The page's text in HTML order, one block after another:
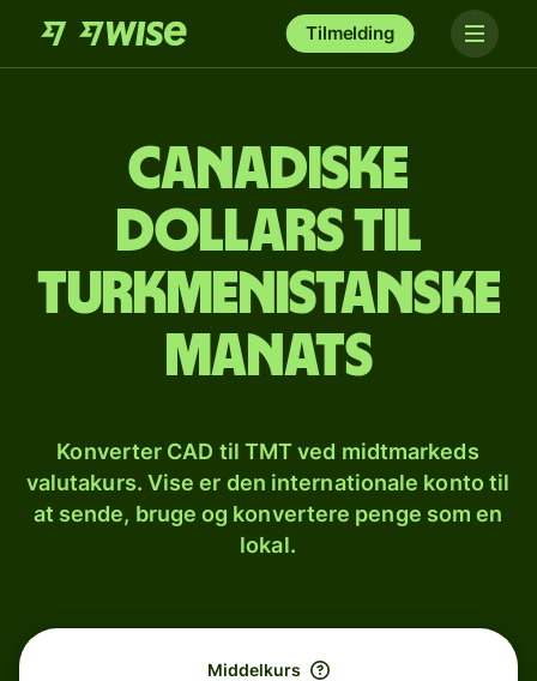
Tilmelding
Canadiske
dollars til
turkmenistanske
manats
Konverter CAD til TMT ved midtmarkeds
valutakurs. Vise er den internationale konto til
at sende, bruge og konvertere penge som en
lokal.
Middelkurs